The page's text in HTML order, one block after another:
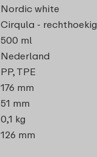
Nordic white
Cirqula - rechthoekig
500 ml
Nederland
PP, TPE
176 mm
51 mm
0,1 kg
126 mm